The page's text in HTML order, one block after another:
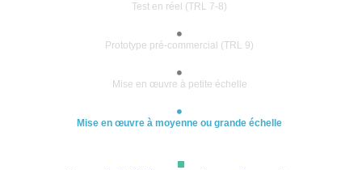
Test en réel (TRL 7-8)
Prototype pré-commercial (TRL 9)
Mise en œuvre à petite échelle
Mise en œuvre à moyenne ou grande échelle